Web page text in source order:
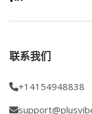
联系我们
+14154948838